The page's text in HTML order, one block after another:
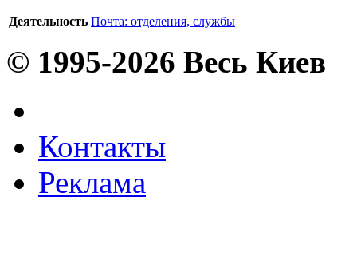
Деятельность Почта: отделения, службы
© 1995-2026 Весь Киев
Контакты
Реклама